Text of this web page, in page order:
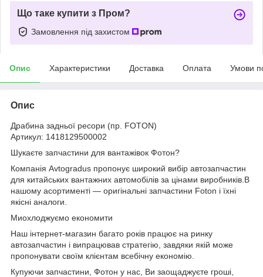
Що таке купити з Пром?
Замовлення під захистом
Опис Характеристики Доставка Оплата Умови
Опис
Драбина задньої ресори (пр. FOTON)
Артикул: 1418129500002
Шукаєте запчастини для вантажівок Фотон?
Компанія Avtogradus пропонує широкий вибір автозапчастин
для китайських вантажних автомобілів за цінами виробників.В
нашому асортименті — оригінальні запчастини Foton і їхні
якісні аналоги.
Миохлоджуємо економити
Наш інтернет-магазин багато років працює на ринку
автозапчастин і випрацював стратегію, завдяки якій може
пропонувати своїм клієнтам всебічну економію.
Купуючи запчастини, Фотон у нас, Ви заощаджуєте гроші,